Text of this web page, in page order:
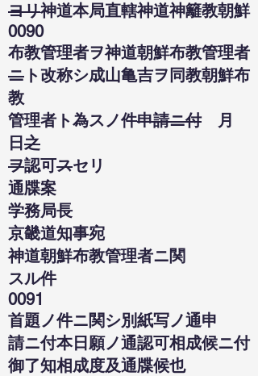
ヨリ神道本局直轄神道神籬教朝鮮
0090
布教管理者ヲ神道朝鮮布教管理者
ニ ト改称シ成山亀吉ヲ同教朝鮮布
教
管理者ト為スノ件申請ニ付月
日 之
ヲ認可スセリ
通牒案
学務局長
京畿道知事宛
神道朝鮮布教管理者ニ関
スル件
0091
首題ノ件ニ関シ別紙写ノ通申
請ニ付本日願ノ通認可相成候ニ付
御了知相成度及通牒候也